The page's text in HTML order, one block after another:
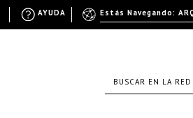
Estás Navegando:
AYUDA